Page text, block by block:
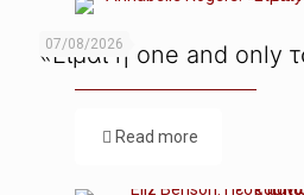
07/08/2026
«Είμαι η one and only
Read more